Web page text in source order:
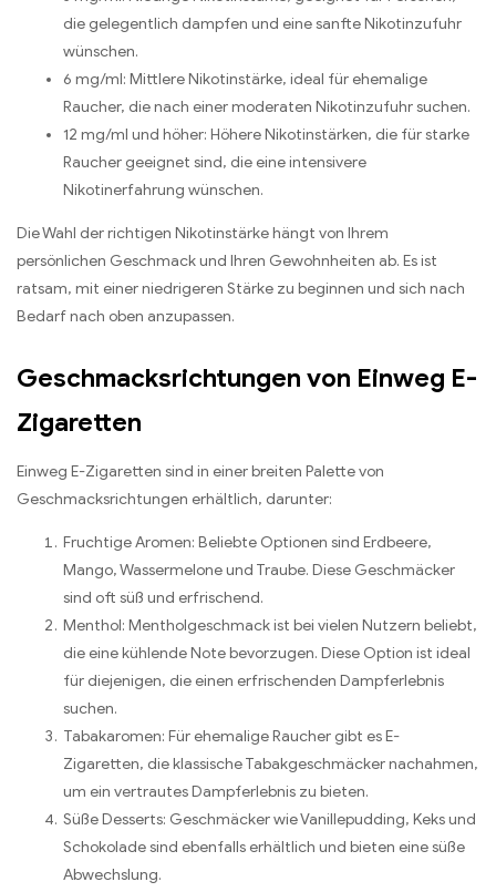
die gelegentlich dampfen und eine sanfte Nikotinzufuhr
wünschen.
6 mg/ml: Mittlere Nikotinstärke, ideal für ehemalige
Raucher, die nach einer moderaten Nikotinzufuhr suchen.
12 mg/ml und höher: Höhere Nikotinstärken, die für starke
Raucher geeignet sind, die eine intensivere
Nikotinerfahrung wünschen.
Die Wahl der richtigen Nikotinstärke hängt von Ihrem
persönlichen Geschmack und Ihren Gewohnheiten ab. Es ist
ratsam, mit einer niedrigeren Stärke zu beginnen und sich nach
Bedarf nach oben anzupassen.
Geschmacksrichtungen von Einweg E-
Zigaretten
Einweg E-Zigaretten sind in einer breiten Palette von
Geschmacksrichtungen erhältlich, darunter:
Fruchtige Aromen: Beliebte Optionen sind Erdbeere,
Mango, Wassermelone und Traube. Diese Geschmäcker
sind oft süß und erfrischend.
Menthol: Mentholgeschmack ist bei vielen Nutzern beliebt,
die eine kühlende Note bevorzugen. Diese Option ist ideal
für diejenigen, die einen erfrischenden Dampferlebnis
suchen.
Tabakaromen: Für ehemalige Raucher gibt es E-
Zigaretten, die klassische Tabakgeschmäcker nachahmen,
um ein vertrautes Dampferlebnis zu bieten.
Süße Desserts: Geschmäcker wie Vanillepudding, Keks und
Schokolade sind ebenfalls erhältlich und bieten eine süße
Abwechslung.